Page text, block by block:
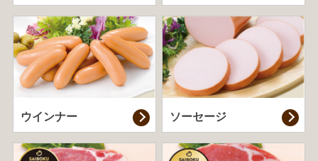
ウインナー ソーセージ